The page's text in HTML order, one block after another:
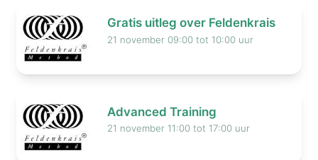
Gratis uitleg over Feldenkrais
21 november 09:00 tot 10:00 uur
Advanced Training
21 november 11:00 tot 17:00 uur